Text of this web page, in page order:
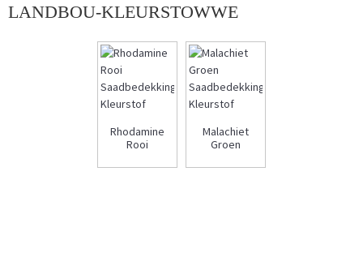
LANDBOU-KLEURSTOWWE
Rhodamine
Rooi
Kleurstof
Malachiet
Groen
Kleurstof